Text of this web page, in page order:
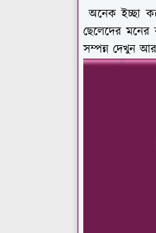
অনেক ইচ্ছা
ছেলেদের মনের
সম্পন্ন দেখুন